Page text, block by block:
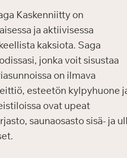
Kaskenniitty on
ja aktiivisessa
kaksiota. Saga
jonka voit sisustaa
on ilmava
esteetön kylpyhuone
ovat upeat
saunaosasto sisä- ja